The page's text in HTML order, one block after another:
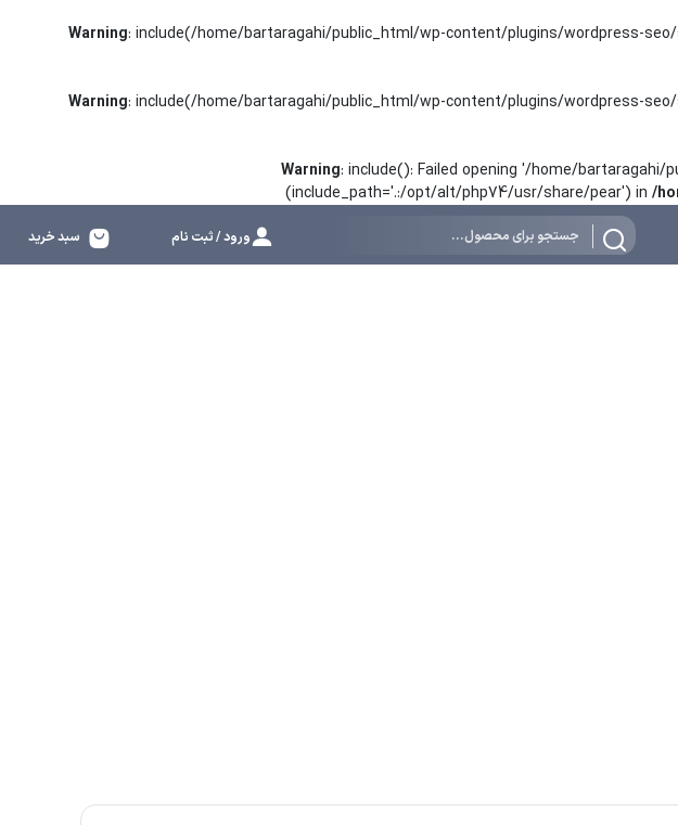
Warning: include(/home/bartaragahi/public_html/wp-content/plugins/wordpress-
Warning: include(/home/bartaragahi/public_html/wp-content/plugins/wordpress-
Warning: include(): Failed opening '/home/
(include_path='.:/opt/alt/php74/usr/share/pear') in /
ورود / ثبت نام سبد خرید